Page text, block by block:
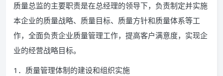
质量总监的主要职责是在总经理的领导下，负责制定并实施
本企业的质量战略、质量目标、质量方针和质量体系等工
作，全面负责企业质量管理工作，提高客户满意度，实现企
业的经营战略目标。
1．质量管理体制的建设和组织实施